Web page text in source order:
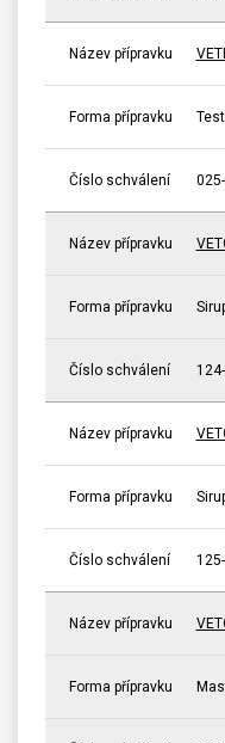
Název přípravku
Forma přípravku
Číslo schválení
Název přípravku
Forma přípravku
Číslo schválení
Název přípravku
Forma přípravku
Číslo schválení
Název přípravku
Forma přípravku